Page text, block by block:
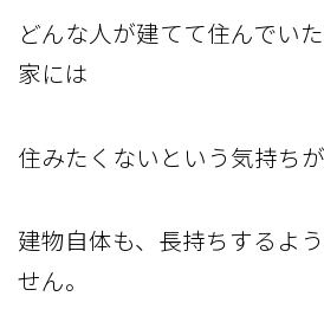
どんな人が建てて住んでい
家には
住みたくないという気持ちが
建物自体も、長持ちするよ
せん。